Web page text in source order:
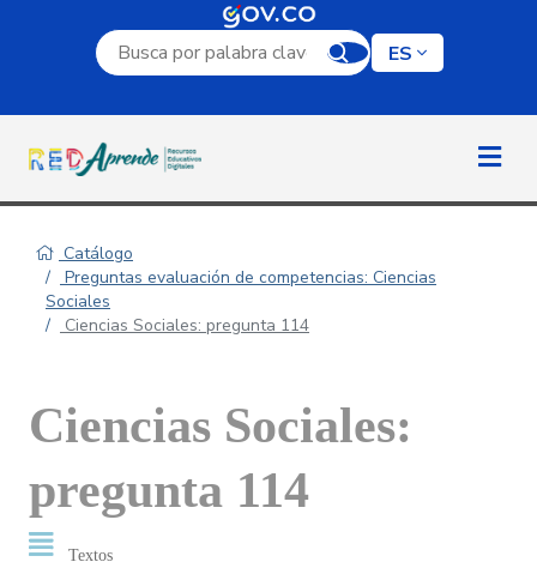
Campo de búsqueda por palabra clave
ES
Catálogo
Preguntas evaluación de competencias: Ciencias
Sociales
Ciencias Sociales: pregunta 114
Ciencias Sociales:
pregunta 114
Textos